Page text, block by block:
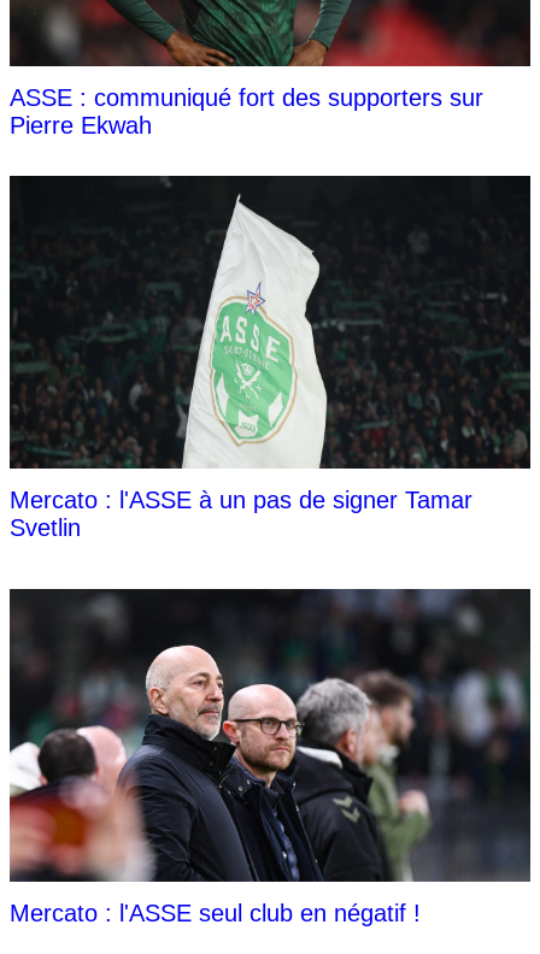
ASSE : communiqué fort des supporters sur
Pierre Ekwah
Mercato : l'ASSE à un pas de signer Tamar
Svetlin
Mercato : l'ASSE seul club en négatif !